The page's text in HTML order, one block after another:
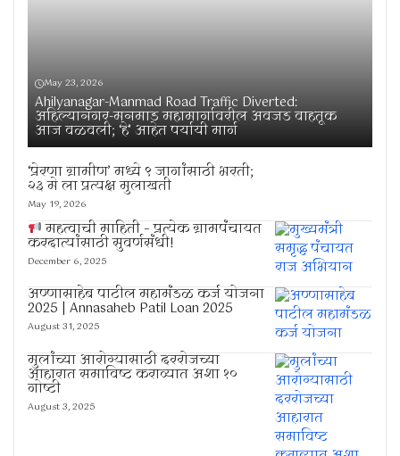
May 23, 2026
Ahilyanagar-Manmad Road Traffic Diverted:
अहिल्यानगर-मनमाड महामार्गावरील अवजड वाहतूक
आज वळवली; ‘हे’ आहेत पर्यायी मार्ग
‘प्रेरणा ग्रामीण’ मध्ये ९ जागांसाठी भरती;
२३ मे ला प्रत्यक्ष मुलाखती
May 19, 2026
महत्वाची माहिती – प्रत्येक ग्रामपंचायत
करदात्यांसाठी सुवर्णसंधी!
December 6, 2025
अण्णासाहेब पाटील महामंडळ कर्ज योजना
2025 | Annasaheb Patil Loan 2025
August 31, 2025
मुलांच्या आरोग्यासाठी दररोजच्या
आहारात समाविष्ट कराव्यात अशा १०
गोष्टी
August 3, 2025